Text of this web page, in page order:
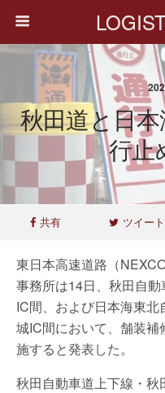
秋田道と日
行止
共有 ツイート
東日本高速道路（
事務所は14日、秋田自
IC間、および日本海東
城IC間において、舗装
施すると発表した。
秋田自動車道上下線・